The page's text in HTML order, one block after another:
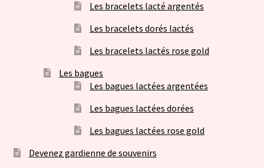
Les bracelets lacté argentés
Les bracelets dorés lactés
Les bracelets lactés rose gold
Les bagues
Les bagues lactées argentées
Les bagues lactées dorées
Les bagues lactées rose gold
Devenez gardienne de souvenirs